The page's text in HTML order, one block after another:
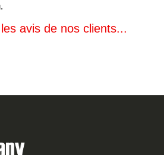
avis de nos clients...